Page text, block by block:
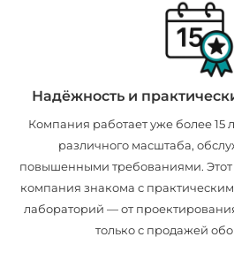
Надёжность и
Компания работает уже более 15
различного масштаба,
повышенными требованиями. Этот
компания знакома с
лабораторий — от
только с продажей